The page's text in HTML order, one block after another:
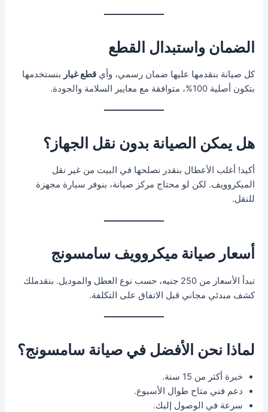
الضمان واستبدال القطع
كل صيانة بنقدمها عليها ضمان رسمي، وأيقطع غيار بنستخدمها
بتكون أصلية 100%، متوافقة مع معايير السلامة والجودة.
هل يمكن الصيانة بدون نقل الجهاز؟
أكيد! أغلب الأعطال بنقدر نصلحها في البيت من غير نقل
الميكروويف. لكن لو محتاج مركز صيانة، بنوفر سيارة مجهزة
للنقل.
أسعار صيانة ميكروويف سامسونج
تبدأ الأسعار من 250 جنيه، حسب نوع العطل والموديل. بنقدملك
كشف مبدئي مجاني قبل الاتفاق على التكلفة.
لماذا نحن الأفضل في صيانة سامسونج؟
خبرة أكثر من 15 سنة.
دعم فني متاح طوال الأسبوع.
سرعة في الوصول إليك.